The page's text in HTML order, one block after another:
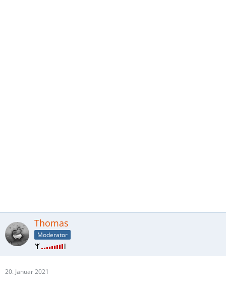
Thomas
Moderator
20. Januar 2021